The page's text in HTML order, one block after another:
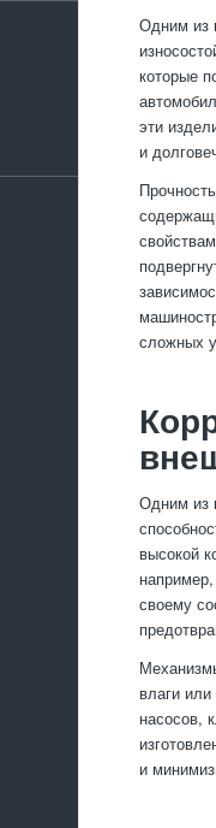
Одним из
которые
эти
и
сложных
Одним из
высокой
своему
влаги
насосов,
и